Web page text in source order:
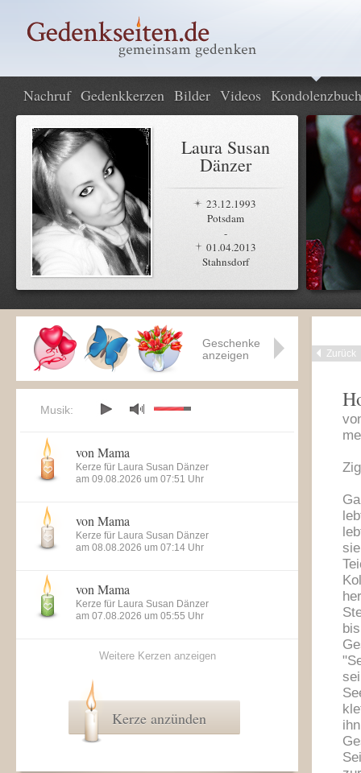
Nachruf Gedenkkerzen Bilder Videos Kondolenzbuch
Laura Susan
Dänzer
23.12.1993
Potsdam
-
01.04.2013
Stahnsdorf
Zurück
Geschenke
anzeigen
Musik:
von Mama
Kerze für Laura Susan Dänzer
am 09.08.2026 um 07:51 Uhr
von Mama
Kerze für Laura Susan Dänzer
am 08.08.2026 um 07:14 Uhr
von Mama
Kerze für Laura Susan Dänzer
am 07.08.2026 um 05:55 Uhr
Weitere Kerzen anzeigen
Kerze anzünden